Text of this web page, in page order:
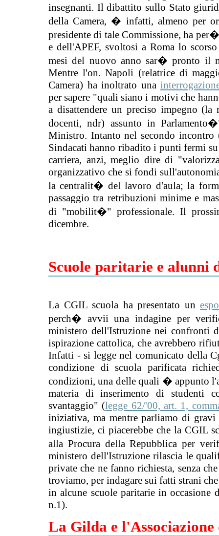
insegnanti. Il dibattito sullo Stato
della Camera, � infatti, almeno per
presidente di tale Commissione, ha
e dell'APEF, svoltosi a Roma lo
mesi del nuovo anno sar� pronto il
Mentre l'on. Napoli (relatrice di
Camera) ha inoltrato una
per sapere "quali siano i motivi che
a disattendere un preciso impegno
docenti, ndr) assunto in
Ministro. Intanto nel secondo
Sindacati hanno ribadito i punti fermi
carriera, anzi, meglio dire di
organizzativo che si fondi
la centralit� del lavoro d'aula; la
passaggio tra retribuzioni minime e
di "mobilit�" professionale. Il
dicembre.
Scuole paritarie e alunni
La CGIL scuola ha presentato un
perch� avvii una indagine per
ministero dell'Istruzione nei confronti
ispirazione cattolica, che avrebbero
Infatti - si legge nel comunicato della
condizione di scuola parificata
condizioni, una delle quali � appunto
materia di inserimento di studenti
svantaggio" (legge 62/'00, art. 1,
iniziativa, ma mentre parliamo di
ingiustizie, ci piacerebbe che la CGIL
alla Procura della Repubblica per
ministero dell'Istruzione rilascia le
private che ne fanno richiesta, senza
troviamo, per indagare sui fatti strani
in alcune scuole paritarie in
n.1).
La Gilda e